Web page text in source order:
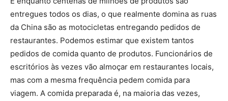
entregues todos os dias, o que realmente domina as ruas
da China são as motocicletas entregando pedidos de
restaurantes. Podemos estimar que existem tantos
pedidos de comida quanto de produtos. Funcionários de
escritórios às vezes vão almoçar em restaurantes locais,
mas com a mesma frequência pedem comida para
viagem. A comida preparada é, na maioria das vezes,